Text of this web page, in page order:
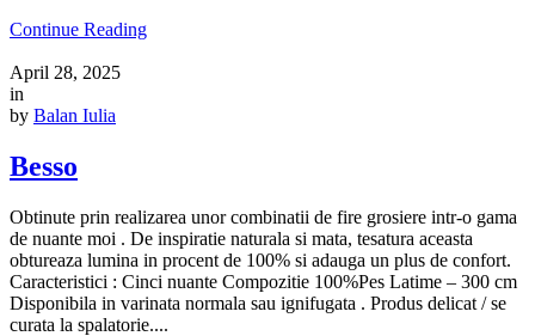
Continue Reading
April 28, 2025
in
by Balan Iulia
Besso
Obtinute prin realizarea unor combinatii de fire grosiere intr-o gama
de nuante moi . De inspiratie naturala si mata, tesatura aceasta
obtureaza lumina in procent de 100% si adauga un plus de confort.
Caracteristici : Cinci nuante Compozitie 100%Pes Latime – 300 cm
Disponibila in varinata normala sau ignifugata . Produs delicat / se
curata la spalatorie....